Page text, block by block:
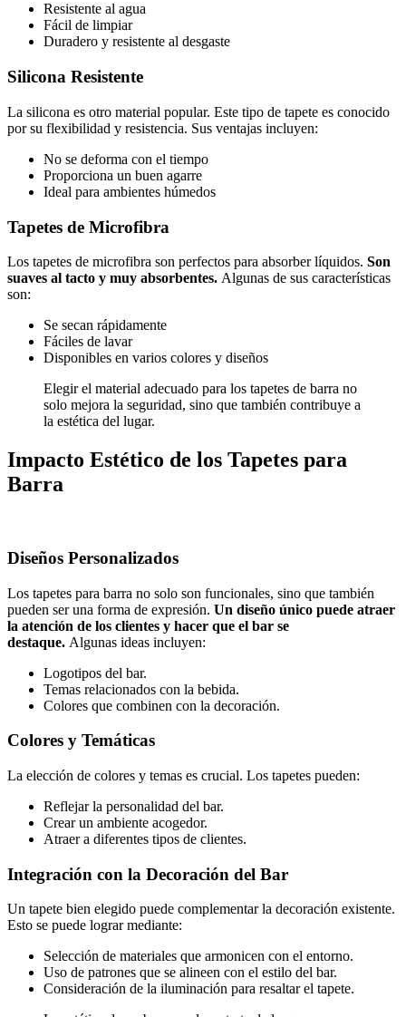
Resistente al agua
Fácil de limpiar
Duradero y resistente al desgaste
Silicona Resistente
La silicona es otro material popular. Este tipo de tapete es conocido
por su flexibilidad y resistencia. Sus ventajas incluyen:
No se deforma con el tiempo
Proporciona un buen agarre
Ideal para ambientes húmedos
Tapetes de Microfibra
Los tapetes de microfibra son perfectos para absorber líquidos. Son
suaves al tacto y muy absorbentes. Algunas de sus características
son:
Se secan rápidamente
Fáciles de lavar
Disponibles en varios colores y diseños
Elegir el material adecuado para los tapetes de barra no
solo mejora la seguridad, sino que también contribuye a
la estética del lugar.
Impacto Estético de los Tapetes para
Barra
Diseños Personalizados
Los tapetes para barra no solo son funcionales, sino que también
pueden ser una forma de expresión. Un diseño único puede atraer
la atención de los clientes y hacer que el bar se
destaque. Algunas ideas incluyen:
Logotipos del bar.
Temas relacionados con la bebida.
Colores que combinen con la decoración.
Colores y Temáticas
La elección de colores y temas es crucial. Los tapetes pueden:
Reflejar la personalidad del bar.
Crear un ambiente acogedor.
Atraer a diferentes tipos de clientes.
Integración con la Decoración del Bar
Un tapete bien elegido puede complementar la decoración existente.
Esto se puede lograr mediante:
Selección de materiales que armonicen con el entorno.
Uso de patrones que se alineen con el estilo del bar.
Consideración de la iluminación para resaltar el tapete.